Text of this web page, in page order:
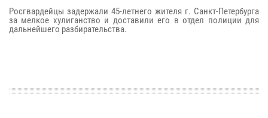
Росгвардейцы задержали 45-летнего жителя г. Санкт-Петербурга
за мелкое хулиганство и доставили его в отдел полиции для
дальнейшего разбирательства.